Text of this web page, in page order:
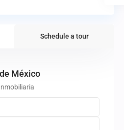
Schedule a tour
México